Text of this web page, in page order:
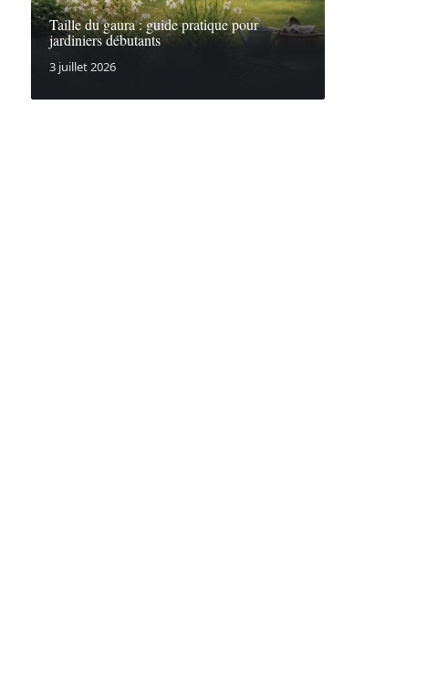
Taille du gaura : guide pratique pour
jardiniers débutants
3 juillet 2026